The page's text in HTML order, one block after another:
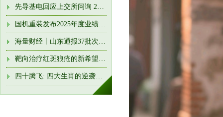
先导基电回应上交所问询 20亿元收购先导微电子50.63%股权方案细
国机重装发布2025年度业绩快报, 盈利4.789亿元
海量财经丨山东通报37批次食品不合格情况 济南章丘银座广场被
靶向治疗红斑狼疮的新希望! 我们研发出了新型纳米“快递员”
四十腾飞: 四大生肖的逆袭与辉煌